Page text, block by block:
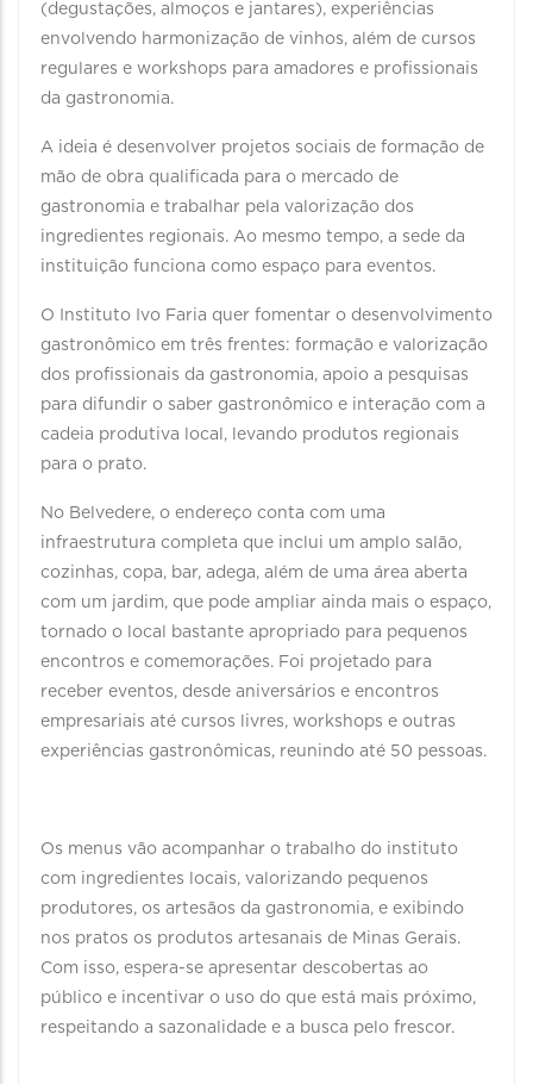
(degustações, almoços e jantares), experiências
envolvendo harmonização de vinhos, além de cursos
regulares e workshops para amadores e profissionais
da gastronomia.
A ideia é desenvolver projetos sociais de formação de
mão de obra qualificada para o mercado de
gastronomia e trabalhar pela valorização dos
ingredientes regionais. Ao mesmo tempo, a sede da
instituição funciona como espaço para eventos.
O Instituto Ivo Faria quer fomentar o desenvolvimento
gastronômico em três frentes: formação e valorização
dos profissionais da gastronomia, apoio a pesquisas
para difundir o saber gastronômico e interação com a
cadeia produtiva local, levando produtos regionais
para o prato.
No Belvedere, o endereço conta com uma
infraestrutura completa que inclui um amplo salão,
cozinhas, copa, bar, adega, além de uma área aberta
com um jardim, que pode ampliar ainda mais o espaço,
tornado o local bastante apropriado para pequenos
encontros e comemorações. Foi projetado para
receber eventos, desde aniversários e encontros
empresariais até cursos livres, workshops e outras
experiências gastronômicas, reunindo até 50 pessoas.
Os menus vão acompanhar o trabalho do instituto
com ingredientes locais, valorizando pequenos
produtores, os artesãos da gastronomia, e exibindo
nos pratos os produtos artesanais de Minas Gerais.
Com isso, espera-se apresentar descobertas ao
público e incentivar o uso do que está mais próximo,
respeitando a sazonalidade e a busca pelo frescor.